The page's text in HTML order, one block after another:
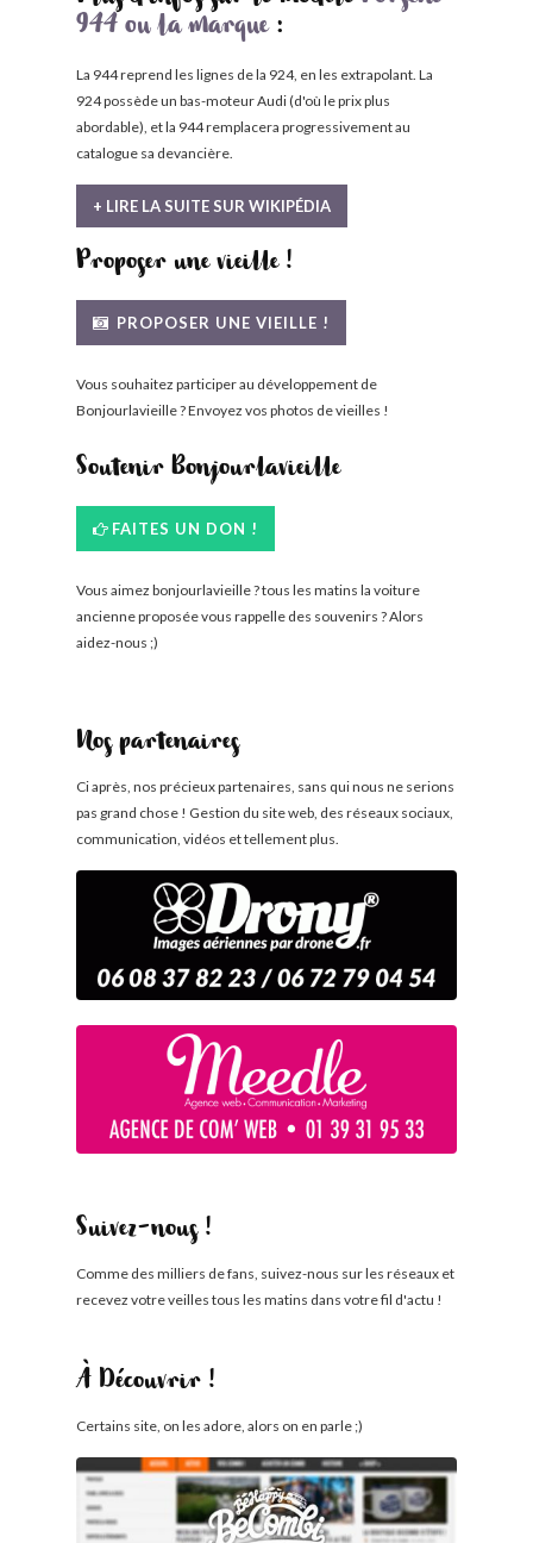
944 ou la marque:
La 944 reprend les lignes de la 924, en les extrapolant. La
924 possède un bas-moteur Audi (d'où le prix plus
abordable), et la 944 remplacera progressivement au
catalogue sa devancière.
+ LIRE LA SUITE SUR WIKIPÉDIA
Proposer une vieille !
PROPOSER UNE VIEILLE !
Vous souhaitez participer au développement de
Bonjourlavieille ? Envoyez vos photos de vieilles !
Soutenir Bonjourlavieille
FAITES UN DON !
Vous aimez bonjourlavieille ? tous les matins la voiture
ancienne proposée vous rappelle des souvenirs ? Alors
aidez-nous ;)
Nos partenaires
Ci après, nos précieux partenaires, sans qui nous ne serions
pas grand chose ! Gestion du site web, des réseaux sociaux,
communication, vidéos et tellement plus.
Suivez-nous !
Comme des milliers de fans, suivez-nous sur les réseaux et
recevez votre veilles tous les matins dans votre fil d'actu !
À Découvrir !
Certains site, on les adore, alors on en parle ;)